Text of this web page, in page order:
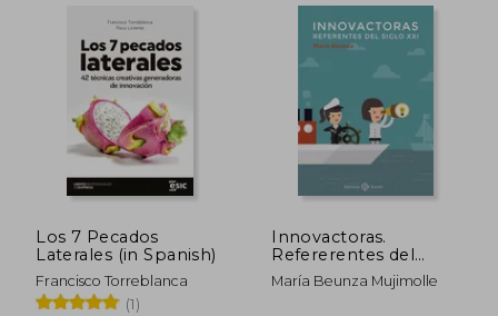
Los 7 Pecados
Laterales (in Spanish)
Francisco Torreblanca
(1)
Innovactoras.
Refererentes del
Siglo xxi (in Spanish)
María Beunza Mujimolle